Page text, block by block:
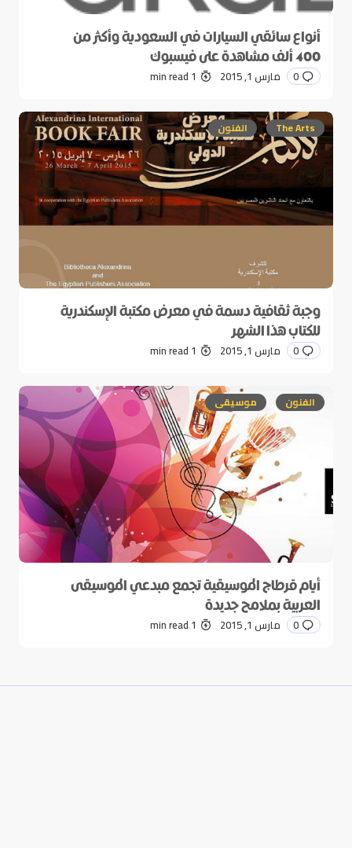
أنواع سائقي السيارات في السعودية وأكثر من
400 ألف مشاهدة على فيسبوك
0 مارس 1, 2015 1 min read
The Arts الفنون
وجبة ثقافية دسمة في معرض مكتبة الإسكندرية
للكتاب هذا الشهر
0 مارس 1, 2015 1 min read
الفنون موسيقى
أيام قرطاج الموسيقية تجمع مبدعي الموسيقى
العربية بملامح جديدة
0 مارس 1, 2015 1 min read